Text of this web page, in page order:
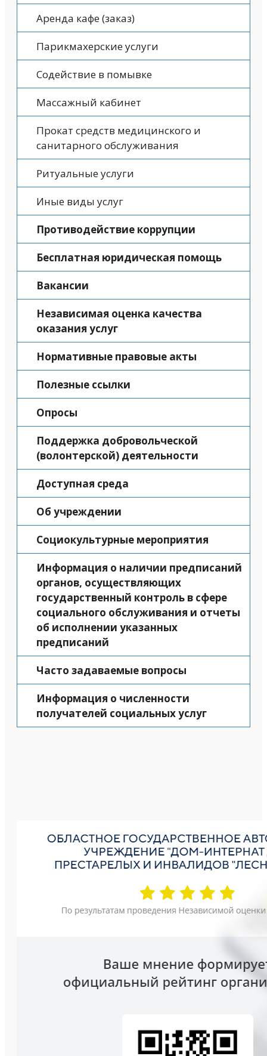
Аренда кафе (заказ)
Парикмахерские услуги
Содействие в помывке
Массажный кабинет
Прокат средств медицинского и
санитарного обслуживания
Ритуальные услуги
Иные виды услуг
Противодействие коррупции
Бесплатная юридическая помощь
Вакансии
Независимая оценка качества
оказания услуг
Нормативные правовые акты
Полезные ссылки
Опросы
Поддержка добровольческой
(волонтерской) деятельности
Доступная среда
Об учреждении
Социокультурные мероприятия
Информация о наличии предписаний
органов, осуществляющих
государственный контроль в сфере
социального обслуживания и отчеты
об исполнении указанных
предписаний
Часто задаваемые вопросы
Информация о численности
получателей социальных услуг